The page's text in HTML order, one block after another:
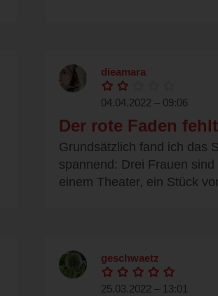
dieamara
04.04.2022 – 09:06
Der rote Faden
Grundsätzlich fand ich das
spannend: Drei Frauen sind
einem Theater, ein Stück
geschwaetz
25.03.2022 – 13:01